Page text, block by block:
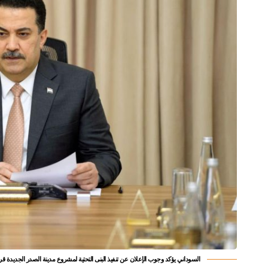
السوداني يؤكد وجوب الإعلان عن تنفيذ البنى التحتية لمشروع مدينة الصدر الجديدة